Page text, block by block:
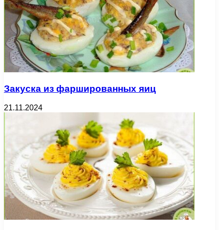
Закуска из фаршированных яиц
21.11.2024